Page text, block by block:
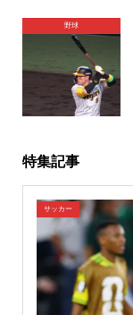
野球
特集記事
サッカー